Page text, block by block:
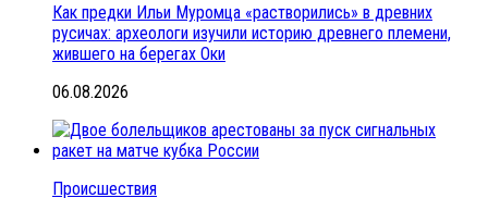
Как предки Ильи Муромца «растворились» в древних
русичах: археологи изучили историю древнего племени,
жившего на берегах Оки
06.08.2026
Происшествия